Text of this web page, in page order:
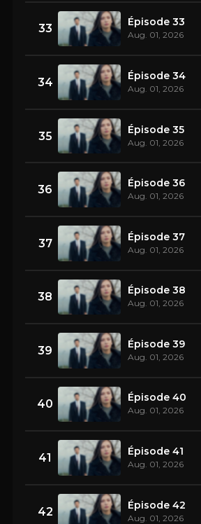
33 Épisode 33
Aug. 01, 2026
34 Épisode 34
Aug. 01, 2026
35 Épisode 35
Aug. 01, 2026
36 Épisode 36
Aug. 01, 2026
37 Épisode 37
Aug. 01, 2026
38 Épisode 38
Aug. 01, 2026
39 Épisode 39
Aug. 01, 2026
40 Épisode 40
Aug. 01, 2026
41 Épisode 41
Aug. 01, 2026
42 Épisode 42
Aug. 01, 2026